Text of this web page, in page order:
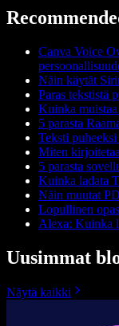
Canva Voice
Näin käytät
Paras tekstistä
Kuinka
5 parasta
Teksti
Miten
5 parasta
Kuinka ladata
Näin muutat
Lopullinen
Alexa: Kuinka
Uusimmat
Näytä kaikki